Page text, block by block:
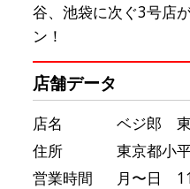
谷、池袋に次ぐ3号店
ン！
店舗データ
店名
ベジ郎
住所
東京都小
営業時間
月〜日